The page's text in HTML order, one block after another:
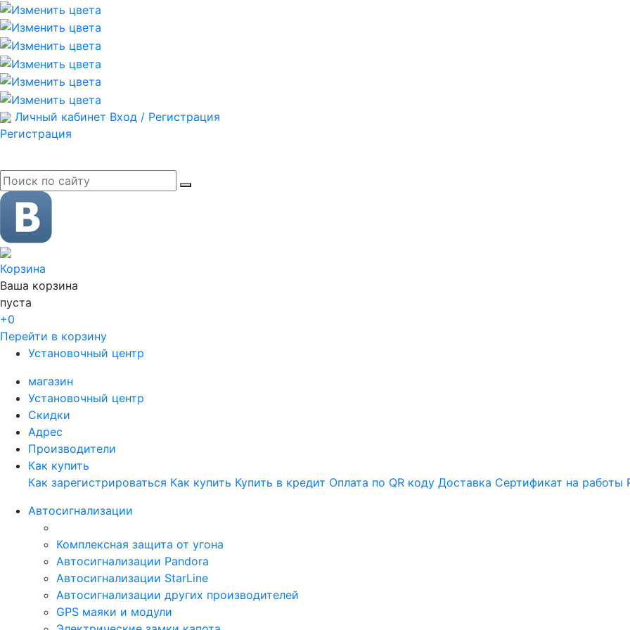
Личный кабинет Вход / Регистрация
Регистрация
Корзина
Ваша корзина
пуста
+0
Перейти в корзину
Установочный центр
магазин
Установочный центр
Скидки
Адрес
Производители
Как купить
Как зарегистрироваться Как купить Купить в кредит Оплата по QR коду Доставка Сертификат на работы
Автосигнализации
Комплексная защита от угона
Автосигнализации Pandora
Автосигнализации StarLine
Автосигнализации других производителей
GPS маяки и модули